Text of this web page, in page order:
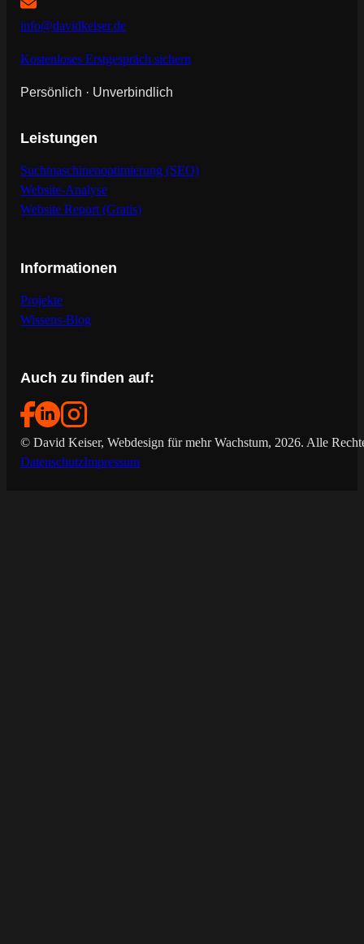
info@davidkeiser.de
Kostenloses Erstgespräch sichern
Persönlich · Unverbindlich
Leistungen
Suchmaschinenoptimierung (SEO)
Website-Analyse
Website Report (Gratis)
Informationen
Projekte
Wissens-Blog
Auch zu finden auf:
© David Keiser, Webdesign für mehr Wachstum, 2026. Alle
DatenschutzImpressum